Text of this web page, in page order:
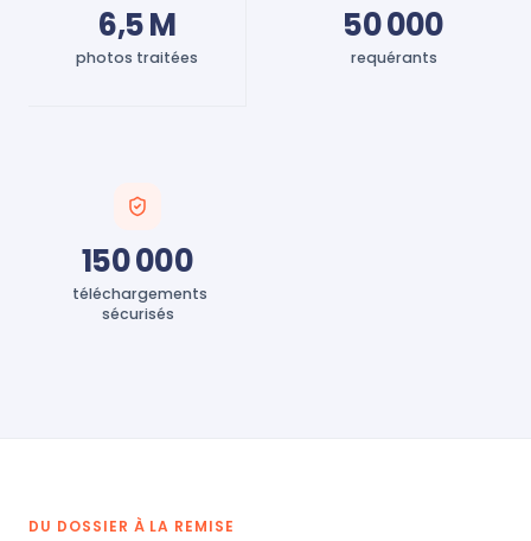
6,5 M
photos traitées
50 000
requérants
150 000
téléchargements
sécurisés
DU DOSSIER À LA REMISE